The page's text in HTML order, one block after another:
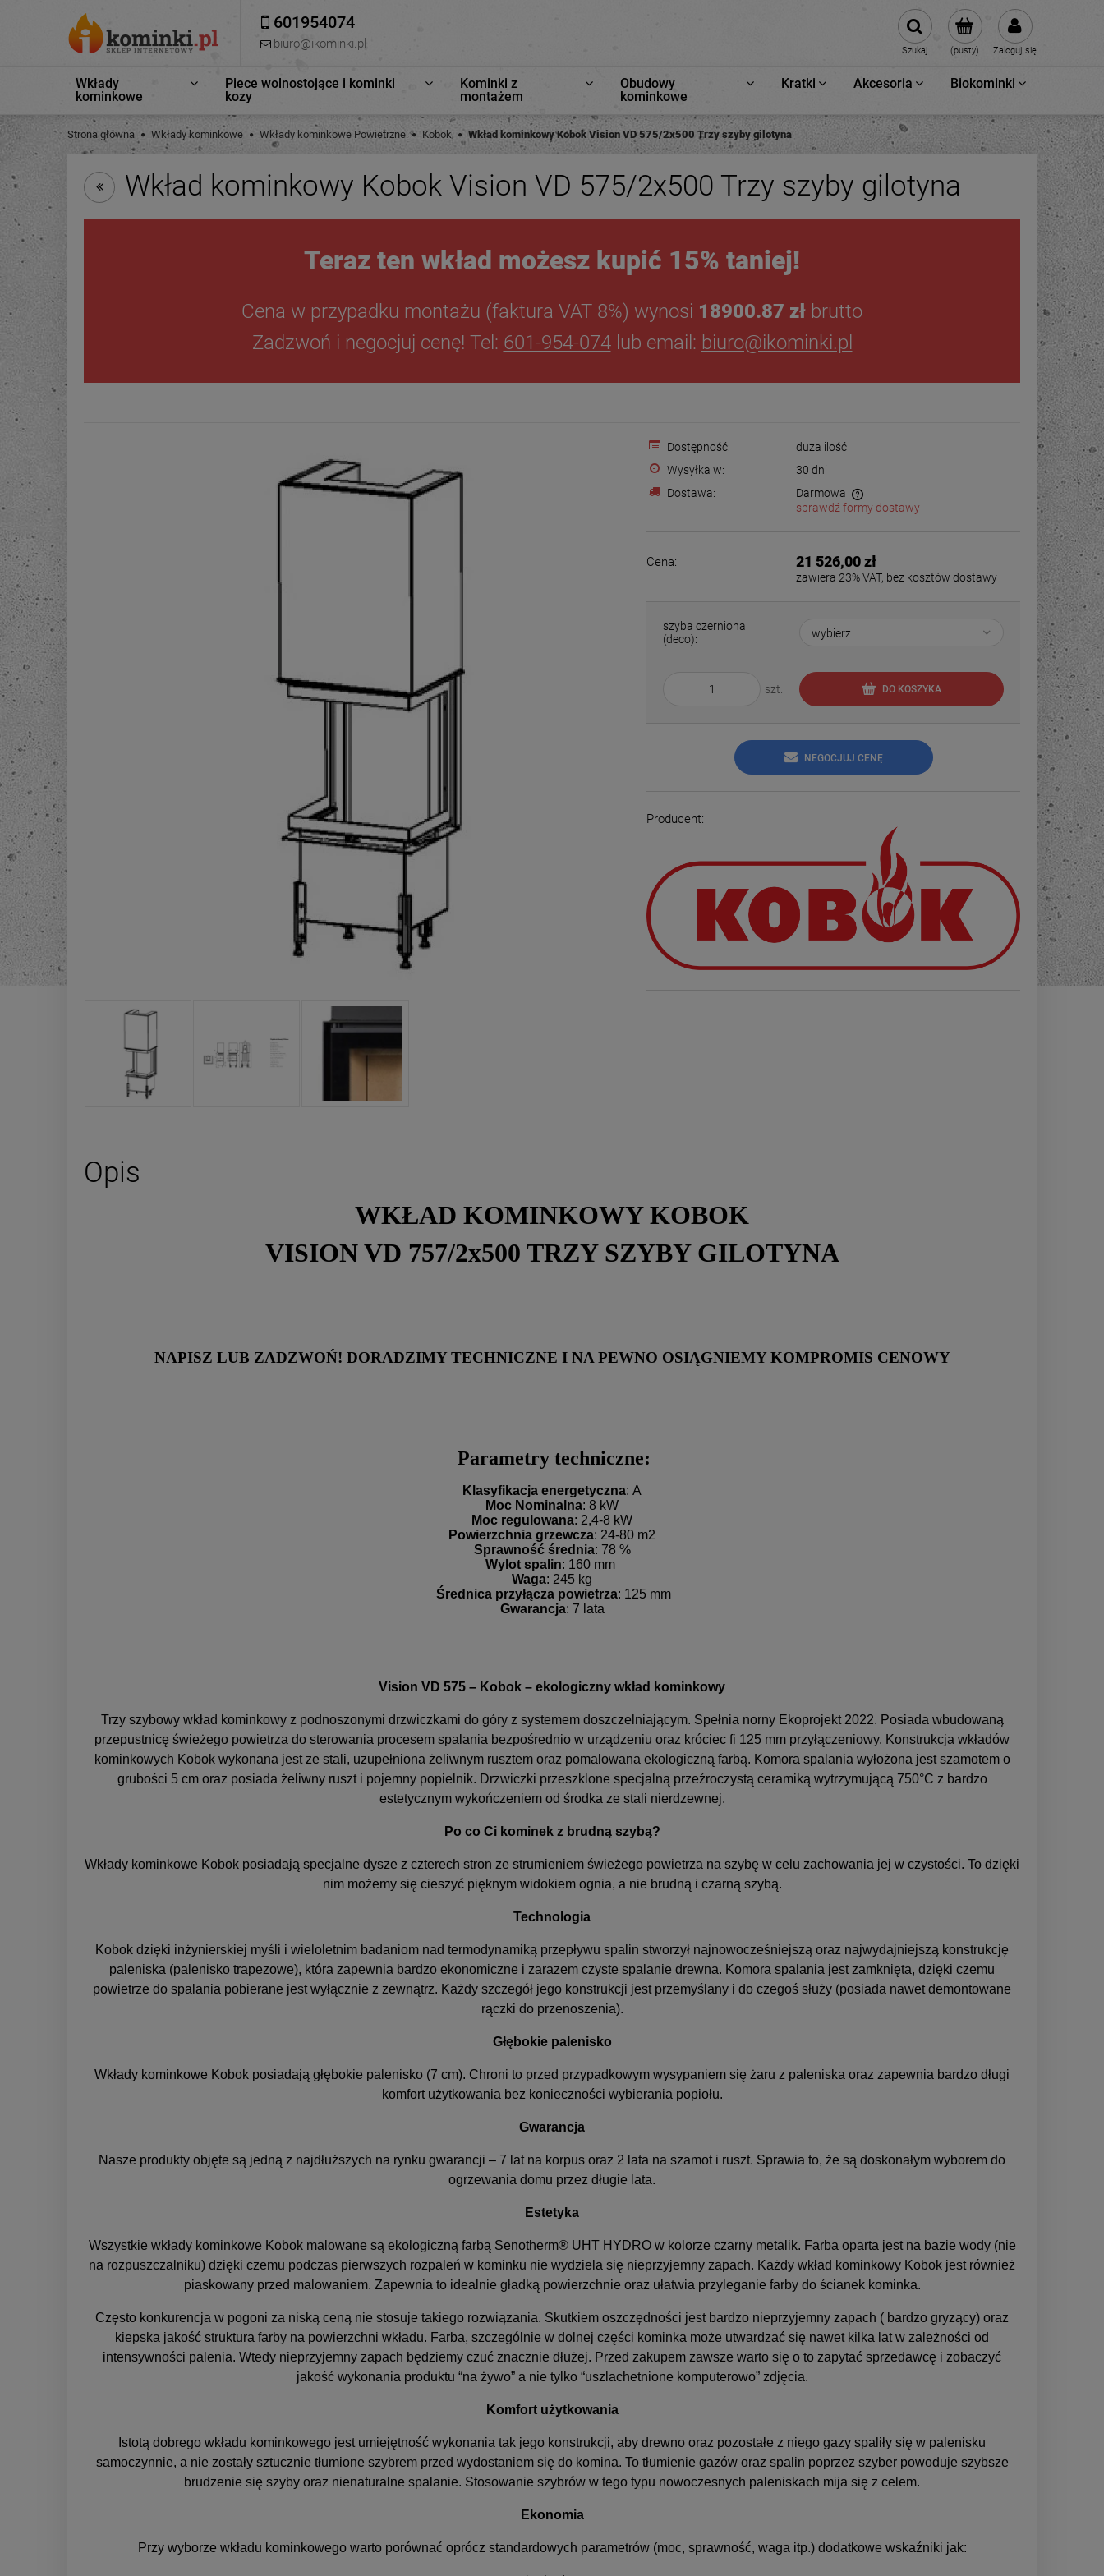
601954074
biuro@ikominki.pl (pusty) Zaloguj się
Szukaj
Wkłady
kominkowe
Piece wolnostojące i kominki
kozy
Kominki z
montażem
Obudowy
kominkowe
Kratki Akcesoria Biokominki
Strona główna Wkłady kominkowe Wkłady kominkowe Powietrzne Kobok Wkład kominkowy Kobok Vision VD 575/2x500 Trzy szyby gilotyna
Wkład kominkowy Kobok Vision VD 575/2x500 Trzy szyby gilotyna
Teraz ten wkład możesz kupić 15% taniej!
Cena w przypadku montażu (faktura VAT 8%) wynosi 18900.87 zł brutto
Zadzwoń i negocjuj cenę! Tel: 601-954-074lub email: biuro@ikominki.pl
Dostępność:
duża ilość
Wysyłka w:
30 dni
Dostawa:
Darmowa
sprawdź formy dostawy
Cena: 21 526,00 zł
zawiera 23% VAT, bez kosztów dostawy
szyba czerniona
(deco):
szt. DO KOSZYKA
NEGOCJUJ CENĘ
Producent:
Opis
WKŁAD KOMINKOWY KOBOK
VISION VD 757/2x500 TRZY SZYBY GILOTYNA
NAPISZ LUB ZADZWOŃ! DORADZIMY TECHNICZNE I NA PEWNO OSIĄGNIEMY KOMPROMIS CENOWY
Parametry techniczne:
Klasyfikacja energetyczna: A
Moc Nominalna: 8 kW
Moc regulowana: 2,4-8 kW
Powierzchnia grzewcza: 24-80 m2
Sprawność średnia: 78 %
Wylot spalin: 160 mm
Waga: 245 kg
Średnica przyłącza powietrza: 125 mm
Gwarancja: 7 lata
Vision VD 575 – Kobok – ekologiczny wkład kominkowy
Trzy szybowy wkład kominkowy z podnoszonymi drzwiczkami do góry z systemem doszczelniającym. Spełnia norny Ekoprojekt 2022. Posiada wbudowaną
przepustnicę świeżego powietrza do sterowania procesem spalania bezpośrednio w urządzeniu oraz króciec fi 125 mm przyłączeniowy. Konstrukcja wkładów
kominkowych Kobok wykonana jest ze stali, uzupełniona żeliwnym rusztem oraz pomalowana ekologiczną farbą. Komora spalania wyłożona jest szamotem o
grubości 5 cm oraz posiada żeliwny ruszt i pojemny popielnik. Drzwiczki przeszklone specjalną przeźroczystą ceramiką wytrzymującą 750°C z bardzo
estetycznym wykończeniem od środka ze stali nierdzewnej.
Po co Ci kominek z brudną szybą?
Wkłady kominkowe Kobok posiadają specjalne dysze z czterech stron ze strumieniem świeżego powietrza na szybę w celu zachowania jej w czystości. To dzięki
nim możemy się cieszyć pięknym widokiem ognia, a nie brudną i czarną szybą.
Technologia
Kobok dzięki inżynierskiej myśli i wieloletnim badaniom nad termodynamiką przepływu spalin stworzył najnowocześniejszą oraz najwydajniejszą konstrukcję
paleniska (palenisko trapezowe), która zapewnia bardzo ekonomiczne i zarazem czyste spalanie drewna. Komora spalania jest zamknięta, dzięki czemu
powietrze do spalania pobierane jest wyłącznie z zewnątrz. Każdy szczegół jego konstrukcji jest przemyślany i do czegoś służy (posiada nawet demontowane
rączki do przenoszenia).
Głębokie palenisko
Wkłady kominkowe Kobok posiadają głębokie palenisko (7 cm). Chroni to przed przypadkowym wysypaniem się żaru z paleniska oraz zapewnia bardzo długi
komfort użytkowania bez konieczności wybierania popiołu.
Gwarancja
Nasze produkty objęte są jedną z najdłuższych na rynku gwarancji – 7 lat na korpus oraz 2 lata na szamot i ruszt. Sprawia to, że są doskonałym wyborem do
ogrzewania domu przez długie lata.
Estetyka
Wszystkie wkłady kominkowe Kobok malowane są ekologiczną farbą Senotherm® UHT HYDRO w kolorze czarny metalik. Farba oparta jest na bazie wody (nie
na rozpuszczalniku) dzięki czemu podczas pierwszych rozpaleń w kominku nie wydziela się nieprzyjemny zapach. Każdy wkład kominkowy Kobok jest również
piaskowany przed malowaniem. Zapewnia to idealnie gładką powierzchnie oraz ułatwia przyleganie farby do ścianek kominka.
Często konkurencja w pogoni za niską ceną nie stosuje takiego rozwiązania. Skutkiem oszczędności jest bardzo nieprzyjemny zapach ( bardzo gryzący) oraz
kiepska jakość struktura farby na powierzchni wkładu. Farba, szczególnie w dolnej części kominka może utwardzać się nawet kilka lat w zależności od
intensywności palenia. Wtedy nieprzyjemny zapach będziemy czuć znacznie dłużej. Przed zakupem zawsze warto się o to zapytać sprzedawcę i zobaczyć
jakość wykonania produktu “na żywo” a nie tylko “uszlachetnione komputerowo” zdjęcia.
Komfort użytkowania
Istotą dobrego wkładu kominkowego jest umiejętność wykonania tak jego konstrukcji, aby drewno oraz pozostałe z niego gazy spaliły się w palenisku
samoczynnie, a nie zostały sztucznie tłumione szybrem przed wydostaniem się do komina. To tłumienie gazów oraz spalin poprzez szyber powoduje szybsze
brudzenie się szyby oraz nienaturalne spalanie. Stosowanie szybrów w tego typu nowoczesnych paleniskach mija się z celem.
Ekonomia
Przy wyborze wkładu kominkowego warto porównać oprócz standardowych parametrów (moc, sprawność, waga itp.) dodatkowe wskaźniki jak: